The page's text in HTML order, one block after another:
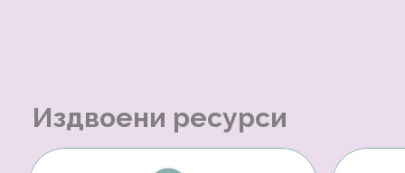
Издвоени ресурси